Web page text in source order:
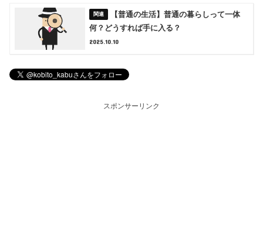
【普通の生活】普通の暮らしって一体
何？どうすれば手に入る？
2025.10.10
スポンサーリンク